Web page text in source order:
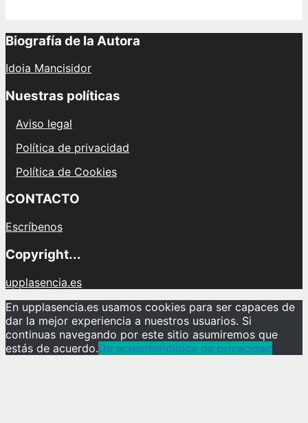
Biografía de la Autora
Idoia Mancisidor
Nuestras políticas
Aviso legal
Política de privacidad
Política de Cookies
CONTACTO
Escríbenos
Copyright...
upplasencia.es
En upplasencia.es usamos cookies para ser capaces de
dar la mejor experiencia a nuestros usuarios. Si
continuas navegando por este sitio asumiremos que
estás de acuerdo.De acuerdoPolítica de privacidad